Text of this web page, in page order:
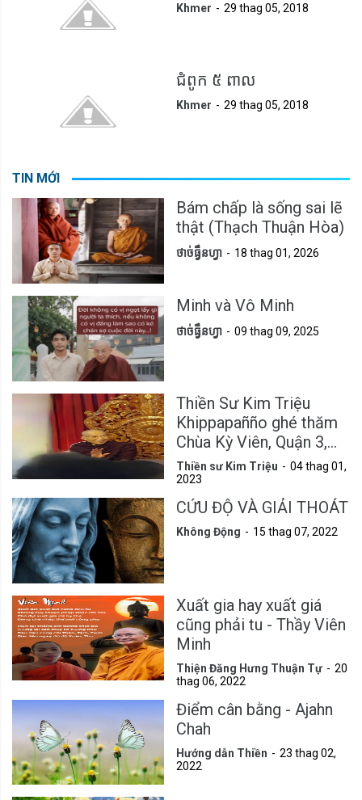
Khmer 29 thag 05, 2018
ជំពូក ៥ ពាល
Khmer 29 thag 05, 2018
TIN MỚI
Bám chấp là sống sai lẽ
thật (Thạch Thuận Hòa)
ថាច់ធ្វឹនហ្វា 18 thag 01, 2026
Minh và Vô Minh
ថាច់ធ្វឹនហ្វា 09 thag 09, 2025
Thiền Sư Kim Triệu
Khippapañño ghé thăm
Chùa Kỳ Viên, Quận 3,
Tp.HCM
Thiền sư Kim Triệu
04 thag 01,
2023
CỨU ĐỘ VÀ GIẢI THOÁT
Không Động 15 thag 07, 2022
Xuất gia hay xuất giá
cũng phải tu - Thầy Viên
Minh
Thiện Đăng Hưng Thuận Tự
20
thag 06, 2022
Điểm cân bằng - Ajahn
Chah
Hướng dẫn Thiền
23 thag 02,
2022